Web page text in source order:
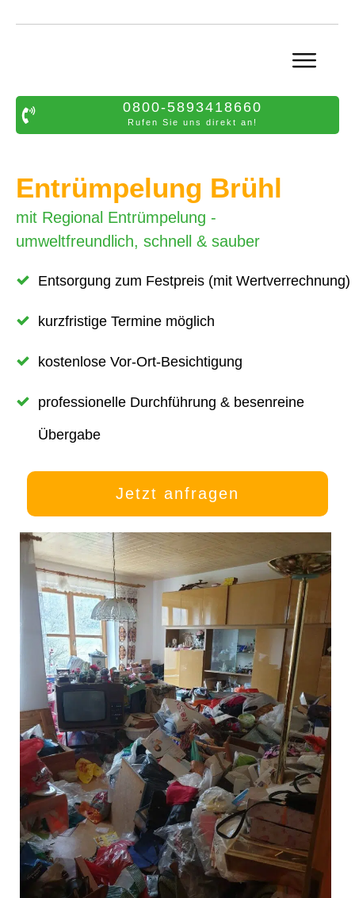
0800-5893418660
Rufen Sie uns direkt an!
Entrümpelung Brühl
mit Regional Entrümpelung -
umweltfreundlich, schnell & sauber
Entsorgung zum Festpreis (mit Wertverrechnung)
kurzfristige Termine möglich
kostenlose Vor-Ort-Besichtigung
professionelle Durchführung & besenreine
Übergabe
Jetzt anfragen